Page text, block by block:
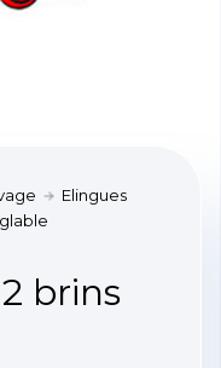
Elingues
brins